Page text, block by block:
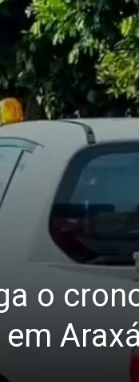
o
em